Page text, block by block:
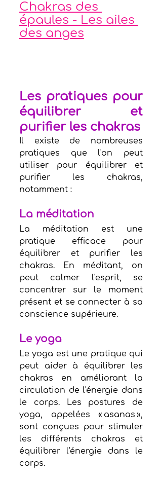
Chakras des
épaules - Les ailes
des anges
Les pratiques pour
équilibrer et
purifier les chakras
Il existe de nombreuses
pratiques que l'on peut
utiliser pour équilibrer et
purifier les chakras,
notamment :
La méditation
La méditation est une
pratique efficace pour
équilibrer et purifier les
chakras. En méditant, on
peut calmer l'esprit, se
concentrer sur le moment
présent et se connecter à sa
conscience supérieure.
Le yoga
Le yoga est une pratique qui
peut aider à équilibrer les
chakras en améliorant la
circulation de l'énergie dans
le corps. Les postures de
yoga, appelées « asanas »,
sont conçues pour stimuler
les différents chakras et
équilibrer l'énergie dans le
corps.